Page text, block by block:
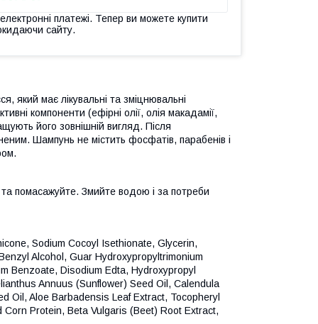
платежі. Тепер ви можете купити
сайту.
має лікувальні та зміцнювальні
компоненти (ефірні олії, олія макадамії,
його зовнішній вигляд. Після
Шампунь не містить фосфатів, парабенів і
та помасажуйте. Змийте водою і за потреби
Sodium Cocoyl Isethionate, Glycerin,
Alcohol, Guar Hydroxypropyltrimonium
Benzoate, Disodium Edta, Hydroxypropyl
Annuus (Sunflower) Seed Oil, Calendula
Oil, Aloe Barbadensis Leaf Extract, Tocopheryl
Protein, Beta Vulgaris (Beet) Root Extract,